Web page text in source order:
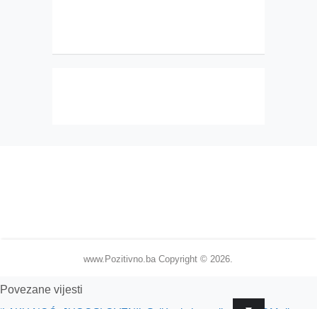
www.Pozitivno.ba Copyright © 2026.
Povezane vijesti